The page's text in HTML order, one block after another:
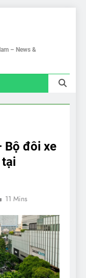
– News &
Bộ đôi xe
11 Mins